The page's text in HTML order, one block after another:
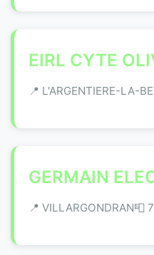
EIRL CYTE
📍 L'ARGENTIERE-LA-
GERMAIN
📍 VILLARGONDRAN📮